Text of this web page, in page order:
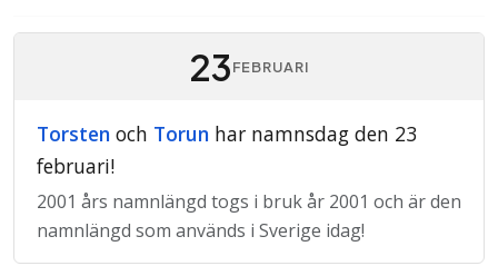
23FEBRUARI
Torsten och Torun har namnsdag den 23
februari!
2001 års namnlängd togs i bruk år 2001 och är den
namnlängd som används i Sverige idag!